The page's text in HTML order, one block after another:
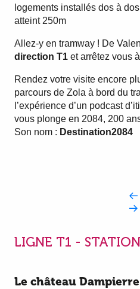
logements installés dos à
atteint 250m
Allez-y en tramway ! De
direction T1 et arrêtez vous
Rendez votre visite encore
parcours de Zola à bord du
l’expérience d’un podcast
vous plonge en 2084, 200
Son nom : Destination2084
LIGNE T1 -
Le château